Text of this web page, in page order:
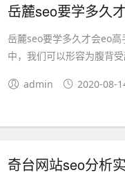
岳麓seo要学多久
岳麓seo要学多久才会eo
中，我们可以形容为腹背
admin 2020-08-
奇台网站seo分析